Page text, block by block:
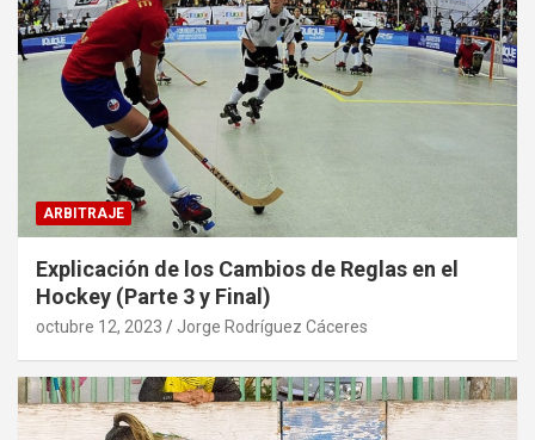
ARBITRAJE
Explicación de los Cambios de Reglas en el
Hockey (Parte 3 y Final)
octubre 12, 2023 Jorge Rodríguez Cáceres